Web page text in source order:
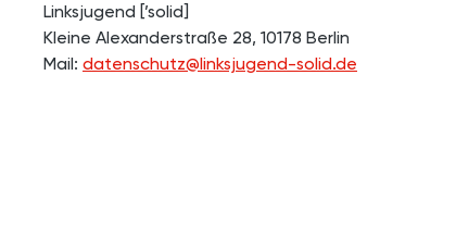
Linksjugend [’solid]
Kleine Alexanderstraße 28, 10178 Berlin
Mail: datenschutz@linksjugend-solid.de